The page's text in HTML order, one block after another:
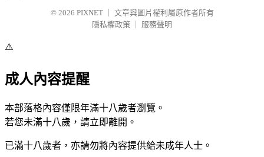
© 2026 PIXNET
文章與圖片權利屬原作者所有
隱私權政策
服務聲明
⚠️
成人內容提醒
本部落格內容僅限年滿十八歲者瀏覽。
若您未滿十八歲，請立即離開。
已滿十八歲者，亦請勿將內容提供給未成年人士。